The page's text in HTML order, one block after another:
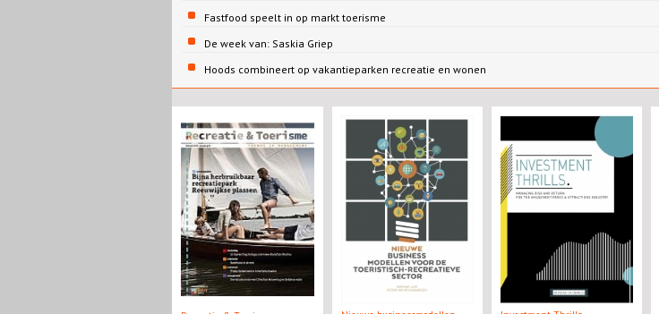
Fastfood speelt in op markt toerisme
De week van: Saskia Griep
Hoods combineert op vakantieparken recreatie en wonen